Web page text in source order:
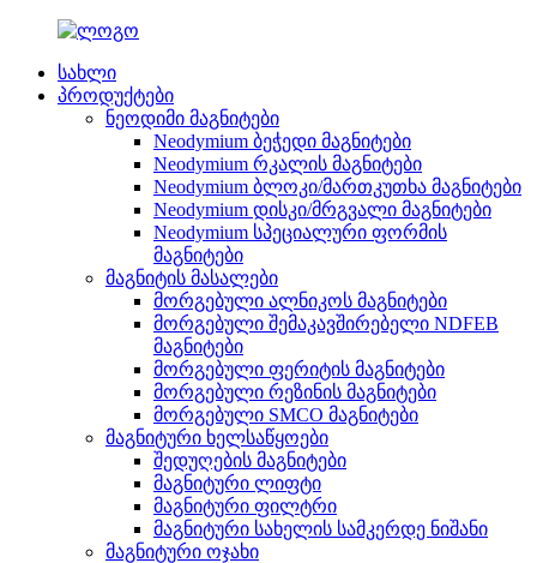
სახლი
პროდუქტები
ნეოდიმი მაგნიტები
Neodymium ბეჭედი მაგნიტები
Neodymium რკალის მაგნიტები
Neodymium ბლოკი/მართკუთხა მაგნიტები
Neodymium დისკი/მრგვალი მაგნიტები
Neodymium სპეციალური ფორმის
მაგნიტები
მაგნიტის მასალები
მორგებული ალნიკოს მაგნიტები
მორგებული შემაკავშირებელი NDFEB
მაგნიტები
მორგებული ფერიტის მაგნიტები
მორგებული რეზინის მაგნიტები
მორგებული SMCO მაგნიტები
მაგნიტური ხელსაწყოები
შედუღების მაგნიტები
მაგნიტური ლიფტი
მაგნიტური ფილტრი
მაგნიტური სახელის სამკერდე ნიშანი
მაგნიტური ოჯახი